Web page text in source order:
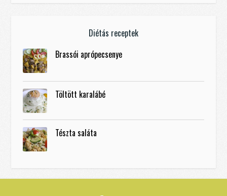
Diétás receptek
Brassói aprópecsenye
Töltött karalábé
Tészta saláta